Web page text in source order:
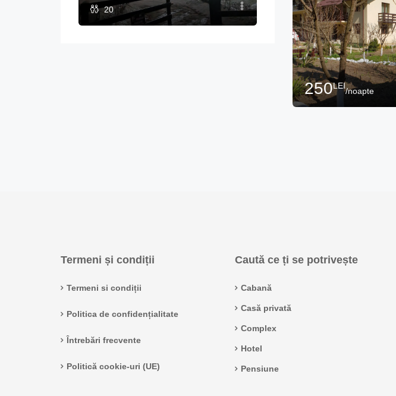
250LEI
/noapte
20
Termeni și condiții
Termeni si condiții
Politica de confidențialitate
Întrebări frecvente
Politică cookie-uri (UE)
Caută ce ți se potrivește
Cabană
Casă privată
Complex
Hotel
Pensiune